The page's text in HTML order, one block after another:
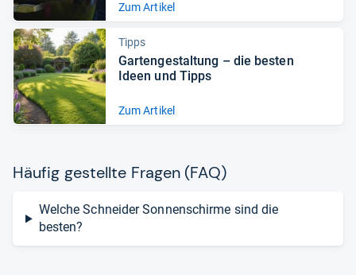
Zum Artikel
Tipps
Gar­ten­ge­stal­tung – die bes­ten
Ideen und Tipps
Zum Artikel
Häu­fig gestellte Fra­gen (FAQ)
Welche Schneider Sonnenschirme sind die
besten?